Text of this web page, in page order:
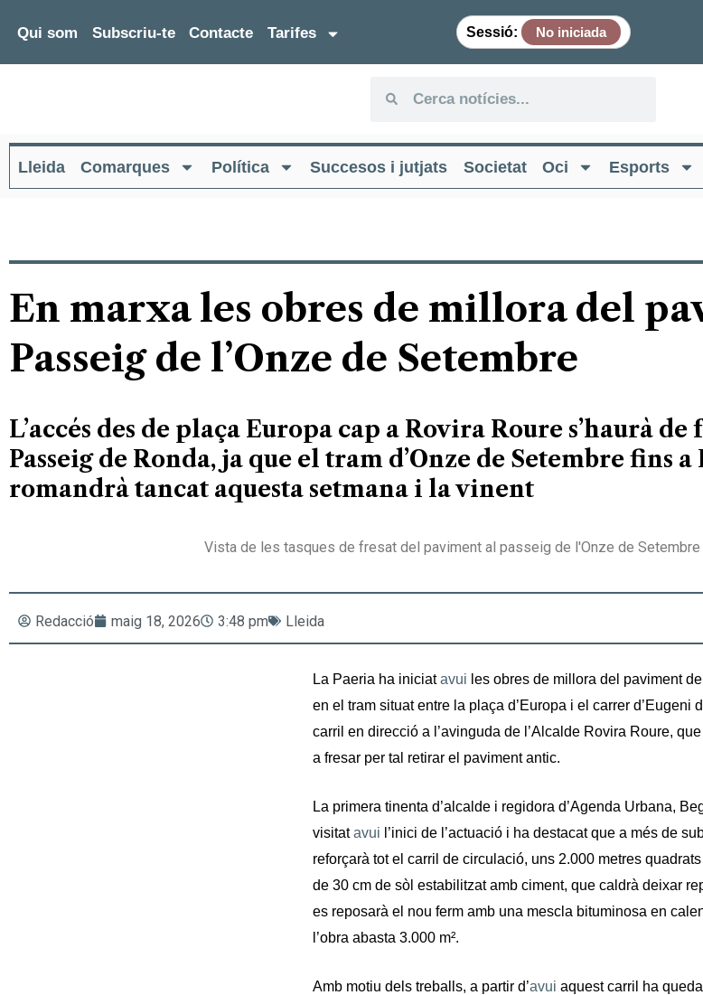
Qui som Subscriu-te Contacte Tarifes Sessió: No iniciada
Lleida Comarques Política Succesos i jutjats Societat Oci Esports
En marxa les obres de millora del
Passeig de l’Onze de Setembre
L’accés des de plaça Europa cap a Rovira Roure s’haurà de
Passeig de Ronda, ja que el tram d’Onze de Setembre fins a
romandrà tancat aquesta setmana i la vinent
Vista de les tasques de fresat del paviment al passeig de l'Onze de Setembre
Redacció maig 18, 2026 3:48 pm Lleida
La Paeria ha iniciatavui les obres de millora del paviment
en el tram situat entre la plaça d’Europa i el carrer d’Eugeni
carril en direcció a l’avinguda de l’Alcalde Rovira Roure,
a fresar per tal retirar el paviment antic.
La primera tinenta d’alcalde i regidora d’Agenda Urbana,
visitatavui l’inici de l’actuació i ha destacat que a més de
reforçarà tot el carril de circulació, uns 2.000 metres
de 30 cm de sòl estabilitzat amb ciment, que caldrà deixar
es reposarà el nou ferm amb una mescla bituminosa en
l’obra abasta 3.000 m².
Amb motiu dels treballs, a partir d’avui aquest carril ha